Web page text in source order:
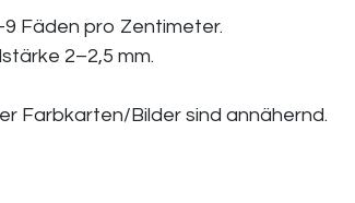
Fäden pro Zentimeter.
2–2,5 mm.
Farbkarten/Bilder sind annähernd.